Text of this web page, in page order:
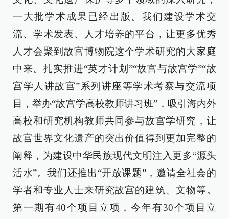
一大批学术成果已经出版。我们建设学术交
流、学术发表、人才培养的平台，让更多优秀
人才会聚到故宫博物院这个学术研究的大家庭
中来。扎实推进“英才计划”“故宫与故宫学”“故
宫学人讲故宫”系列讲座等学术考察与交流项
目，举办“故宫学高校教师讲习班”，吸引海内外
高校和研究机构教师共同参与故宫学研究，让
故宫世界文化遗产的突出价值得到更加完整的
阐释，为建设中华民族现代文明注入更多“源头
活水”。我们还推出“开放课题”，邀请全社会的
学者和专业人士来研究故宫的建筑、文物等。
第一期有40个项目立项，今年有30个项目立